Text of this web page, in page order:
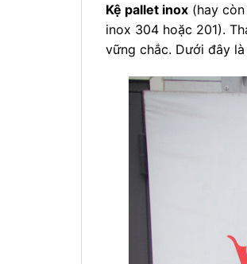
Kệ pallet inox (hay
inox 304 hoặc 201).
vững chắc. Dưới đây